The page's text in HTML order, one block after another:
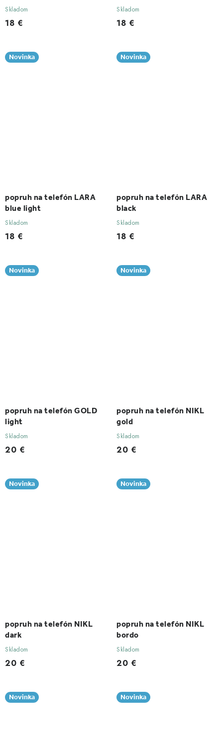
Skladom
18 €
Skladom
18 €
popruh na telefón LARA
blue light
Novinka
Skladom
18 €
popruh na telefón LARA
black
Novinka
Skladom
18 €
popruh na telefón GOLD
light
Novinka
Skladom
20 €
popruh na telefón NIKL
gold
Novinka
Skladom
20 €
popruh na telefón NIKL
dark
Novinka
Skladom
20 €
popruh na telefón NIKL
bordo
Novinka
Skladom
20 €
Novinka Novinka